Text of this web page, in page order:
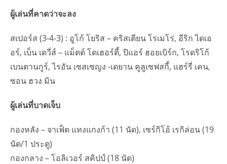
ผู้เล่นที่คาดว่าจะลง
สเปอร์ส (3-4-3) : อูโก้ โยริส – คริสเตียน โรเมโร่, อีริก ไดเอ
อร์, เบ็น เดวี่ส์ – แม็ตต์ โดเฮอร์ตี้, ปิแอร์ ฮอยเบิร์ก, โรดริโก้
เบนตานกูร์, ไรอัน เซสเซญง -เดยาน คูลูเซฟสกี้, แฮร์รี่ เคน,
ซอน ฮวง มิน
ผู้เล่นที่บาดเจ็บ
กองหลัง – จาเฟ็ต แทงแกงก้า (11 นัด), เซร์กิโอ้ เรกิล่อน (19
นัด/1 ประตู)
กองกลาง – โอลิเวอร์ สคิปป์ (18 นัด)